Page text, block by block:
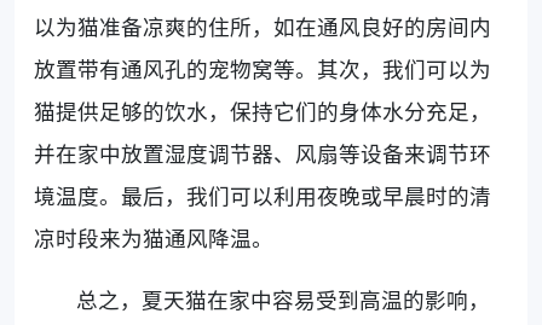
以为猫准备凉爽的住所，如在通风良好的房间内
放置带有通风孔的宠物窝等。其次，我们可以为
猫提供足够的饮水，保持它们的身体水分充足，
并在家中放置湿度调节器、风扇等设备来调节环
境温度。最后，我们可以利用夜晚或早晨时的清
凉时段来为猫通风降温。
总之，夏天猫在家中容易受到高温的影响，